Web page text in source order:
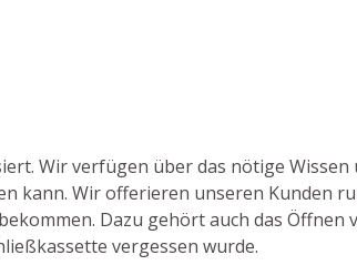
Wir verfügen über das nötige Wissen
kann. Wir offerieren unseren Kunden
Dazu gehört auch das Öffnen
vergessen wurde.